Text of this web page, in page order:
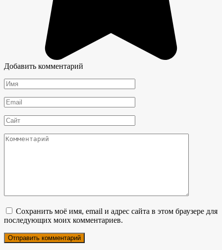
Добавить комментарий
Имя
*
Email
*
Сайт
Комментарий
Сохранить моё имя, email и адрес сайта в этом браузере для
последующих моих комментариев.